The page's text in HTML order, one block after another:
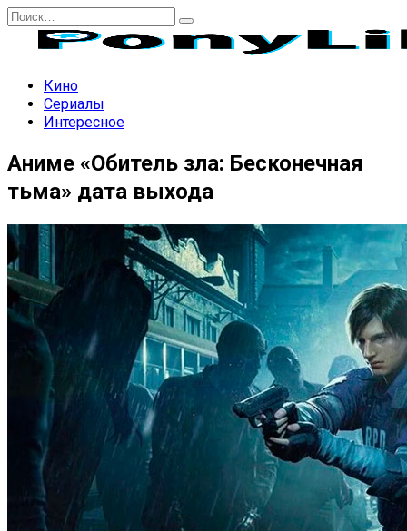
Перейти
содержанию
Search
Кино
Сериалы
Интересное
Аниме «Обитель зла: Бесконечная
тьма» дата выхода